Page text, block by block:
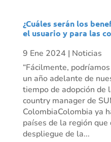
¿Cuáles serán los
el usuario y para las
9 Ene 2024 | Noticias
“Fácilmente,
un año adelante de
tiempo de adopción de
country manager de
ColombiaColombia ya
países de la región que
despliegue de la...